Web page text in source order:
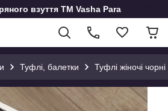
взуття ТМ Vasha Para
Туфлі, балетки Туфлі жіночі